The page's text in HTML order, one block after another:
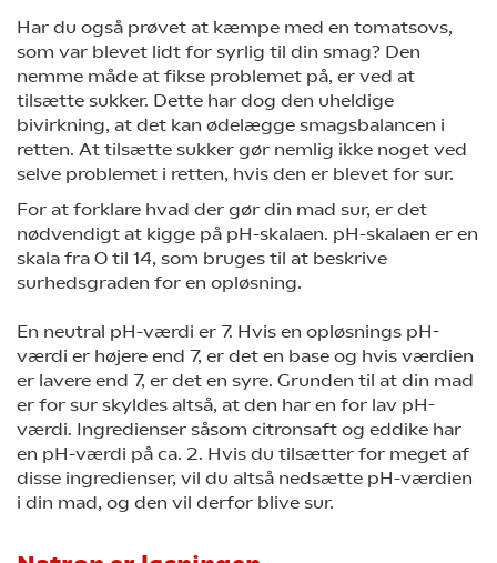
Har du også prøvet at kæmpe med en tomatsovs,
som var blevet lidt for syrlig til din smag? Den
nemme måde at fikse problemet på, er ved at
tilsætte sukker. Dette har dog den uheldige
bivirkning, at det kan ødelægge smagsbalancen i
retten. At tilsætte sukker gør nemlig ikke noget ved
selve problemet i retten, hvis den er blevet for sur.
For at forklare hvad der gør din mad sur, er det
nødvendigt at kigge på pH-skalaen. pH-skalaen er en
skala fra 0 til 14, som bruges til at beskrive
surhedsgraden for en opløsning.
En neutral pH-værdi er 7. Hvis en opløsnings pH-
værdi er højere end 7, er det en base og hvis værdien
er lavere end 7, er det en syre. Grunden til at din mad
er for sur skyldes altså, at den har en for lav pH-
værdi. Ingredienser såsom citronsaft og eddike har
en pH-værdi på ca. 2. Hvis du tilsætter for meget af
disse ingredienser, vil du altså nedsætte pH-værdien
i din mad, og den vil derfor blive sur.